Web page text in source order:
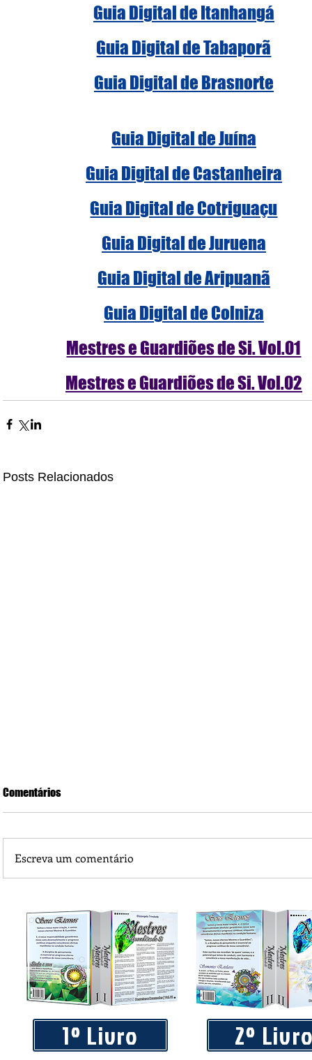
Guia Digital de Itanhangá
Guia Digital de Tabaporã
Guia Digital de Brasnorte
Guia Digital de Juína
Guia Digital de Castanheira
Guia Digital de Cotriguaçu
Guia Digital de Juruena
Guia Digital de Aripuanã
Guia Digital de Colniza
Mestres e Guardiões de Si. Vol.01
Mestres e Guardiões de Si. Vol.02
Posts Relacionados
Piá Lava Jato, de Juara, torna público que requereu
Instalação e Operação
Comentários
Escreva um comentário
1º Livro 2º